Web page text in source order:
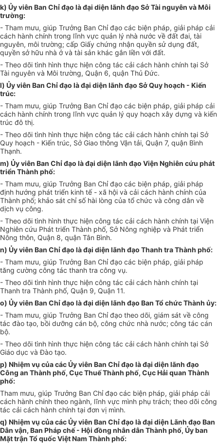
k) Ủy viên Ban Chỉ đạo là đại diện lãnh đạo Sở Tài nguyên và Môi
trường:
- Tham mưu, giúp Trưởng Ban Chỉ đạo các biện pháp, giải pháp cải
cách hành chính trong lĩnh vực quản lý nhà nước về đất đai, tài
nguyên, môi trường; cấp Giấy chứng nhận quyền sử dụng đất,
quyền sở hữu nhà ở và tài sản khác gắn liền với đất.
- Theo dõi tình hình thực hiện công tác cải cách hành chính tại Sở
Tài nguyên và Môi trường, Quận 6, quận Thủ Đức.
l) Ủy viên Ban Chỉ đạo là đại diện lãnh đạo Sở Quy hoạch - Kiến
trúc:
- Tham mưu, giúp Trưởng Ban Chỉ đạo các biện pháp, giải pháp cải
cách hành chính trong lĩnh vực quản lý quy hoạch xây dựng và kiến
trúc đô thị.
- Theo dõi tình hình thực hiện công tác cải cách hành chính tại Sở
Quy hoạch - Kiến trúc, Sở Giao thông Vận tải, Quận 7, quận Bình
Thạnh.
m) Ủy viên Ban Chỉ đạo là đại diện lãnh đạo Viện Nghiên cứu phát
triển Thành phố:
- Tham mưu, giúp Trưởng Ban Chỉ đạo các biện pháp, giải pháp
định hướng phát triển kinh tế - xã hội và cải cách hành chính của
Thành phố; khảo sát chỉ số hài lòng của tổ chức và công dân về
dịch vụ công.
- Theo dõi tình hình thực hiện công tác cải cách hành chính tại Viện
Nghiên cứu Phát triển Thành phố, Sở Nông nghiệp và Phát triển
Nông thôn, Quận 8, quận Tân Bình.
n) Ủy viên Ban Chỉ đạo là đại diện lãnh đạo Thanh traThành phố:
- Tham mưu, giúp Trưởng Ban Chỉ đạo các biện pháp, giải pháp
tăng cường công tác thanh tra công vụ.
- Theo dõi tình hình thực hiện công tác cải cách hành chính tại
Thanh tra Thành phố, Quận 9, Quận 11.
o) Ủy viên Ban Chỉ đạo là đại diện lãnh đạo Ban Tổ chức Thành ủy:
- Tham mưu, giúp Trưởng Ban Chỉ đạo theo dõi, giám sát về công
tác đào tạo, bồi dưỡng cán bộ, công chức nhà nước; công tác cán
bộ.
- Theo dõi tình hình thực hiện công tác cải cách hành chính tại Sở
Giáo dục và Đào tạo.
p) Nhiệm vụ của các Ủy viên Ban Chỉ đạo là đại diện lãnh đạo
Công an Thành phố, Cục Thuế Thành phố, Cục Hải quan Thành
phố:
Tham mưu, giúp Trưởng Ban Chỉ đạo các biện pháp, giải pháp cải
cách hành chính theo ngành, lĩnh vực mình phụ trách; theo dõi công
tác cải cách hành chính tại đơn vị mình.
q) Nhiệm vụ của các Ủy viên Ban Chỉ đạo là đại diện Lãnh đạo Ban
Dân vận, Ban Pháp chế - Hội đồng nhân dân Thành phố, Ủy ban
Mặt trận Tổ quốc Việt Nam Thành phố: